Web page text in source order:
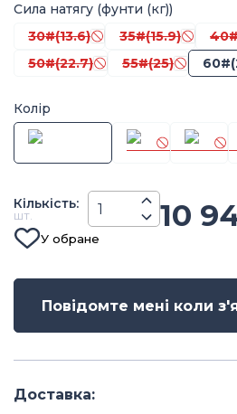
Сила натягу (фунти (кг))
30#(13.6)
35#(15.9)
50#(22.7)
55#(25)
Колір
Кiлькiсть:
шт. 10
У обране
Повідомте мені коли
Доставка: